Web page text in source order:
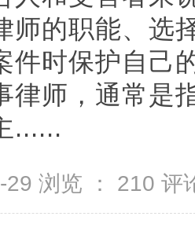
师的职能、选
件时保护自己
律师，通常是
......
浏览 ： 210 评